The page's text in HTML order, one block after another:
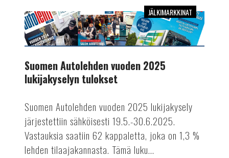
Suomen
Autolehden
vuoden
lukijakyselyn
tulokset
JÄLKIMARKKINAT
Suomen Autolehden vuoden 2025
lukijakyselyn tulokset
Suomen Autolehden vuoden 2025 lukijakysely
järjestettiin sähköisesti 19.5.-30.6.2025.
Vastauksia saatiin 62 kappaletta, joka on 1,3 %
lehden tilaajakannasta. Tämä luku...